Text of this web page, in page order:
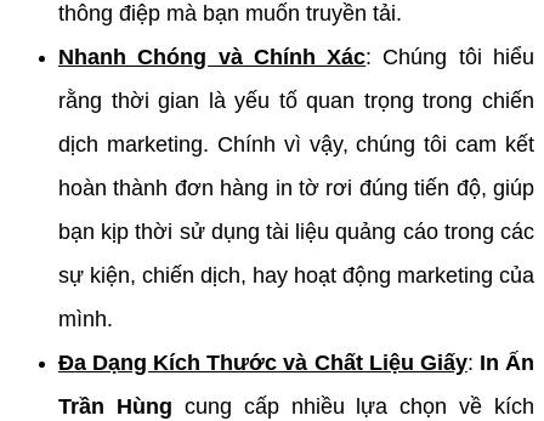
thông điệp mà bạn muốn truyền tải.
Nhanh Chóng và Chính Xác: Chúng tôi hiểu
rằng thời gian là yếu tố quan trọng trong chiến
dịch marketing. Chính vì vậy, chúng tôi cam kết
hoàn thành đơn hàng in tờ rơi đúng tiến độ, giúp
bạn kịp thời sử dụng tài liệu quảng cáo trong các
sự kiện, chiến dịch, hay hoạt động marketing của
mình.
Đa Dạng Kích Thước và Chất Liệu Giấy: In Ấn
Trần Hùng cung cấp nhiều lựa chọn về kích